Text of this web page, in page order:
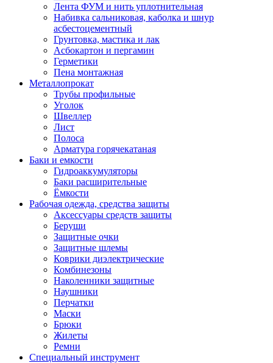
Лента ФУМ и нить уплотнительная
Набивка сальниковая, каболка и шнур
асбестоцементный
Грунтовка, мастика и лак
Асбокартон и пергамин
Герметики
Пена монтажная
Металлопрокат
Трубы профильные
Уголок
Швеллер
Лист
Полоса
Арматура горячекатаная
Баки и емкости
Гидроаккумуляторы
Баки расширительные
Ёмкости
Рабочая одежда, средства защиты
Аксессуары средств защиты
Беруши
Защитные очки
Защитные шлемы
Коврики диэлектрические
Комбинезоны
Наколенники защитные
Наушники
Перчатки
Маски
Брюки
Жилеты
Ремни
Специальный инструмент